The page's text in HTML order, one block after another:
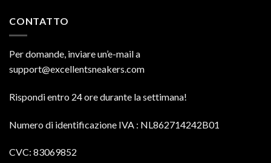
CONTATTO
Per domande, inviare un’e-mail a
support@excellentsneakers.com
Rispondi entro 24 ore durante la settimana!
Numero di identificazione IVA : NL862714242B01
CVC: 83069852